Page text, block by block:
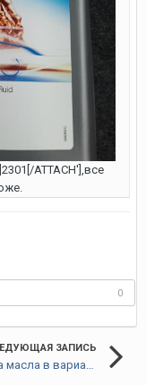
ATTACH'],все
0
ЗАПИСЬ